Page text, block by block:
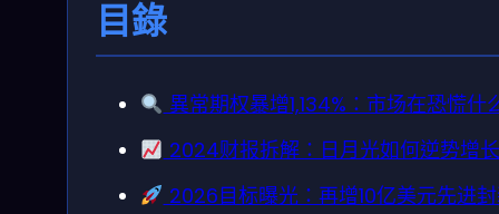
目錄
異常期权暴增1,134%：市场在恐慌什
2024财报拆解：日月光如何逆势增
2026目标曝光：再增10亿美元先进